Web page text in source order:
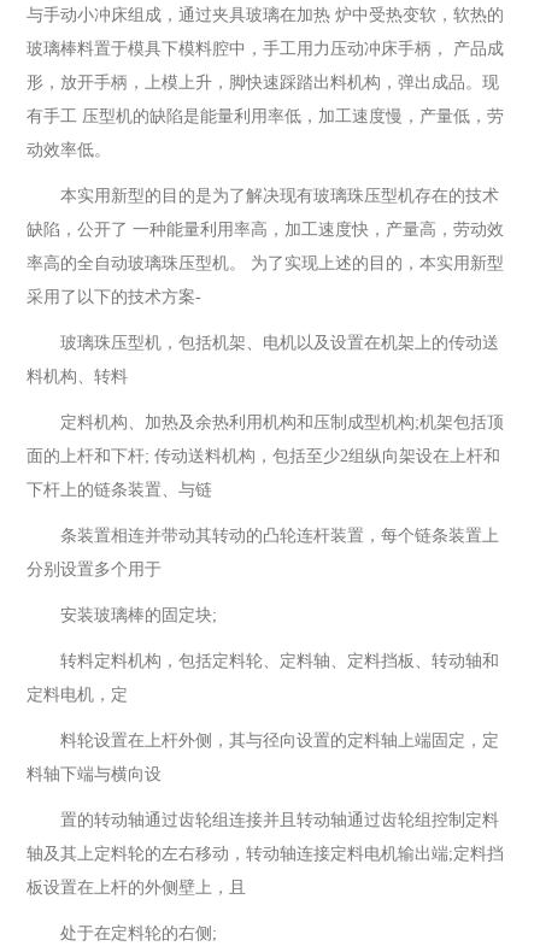
与手动小冲床组成，通过夹具玻璃在加热 炉中受热变软，软热的
玻璃棒料置于模具下模料腔中，手工用力压动冲床手柄， 产品成
形，放开手柄，上模上升，脚快速踩踏出料机构，弹出成品。现
有手工 压型机的缺陷是能量利用率低，加工速度慢，产量低，劳
动效率低。
本实用新型的目的是为了解决现有玻璃珠压型机存在的技术
缺陷，公开了 一种能量利用率高，加工速度快，产量高，劳动效
率高的全自动玻璃珠压型机。 为了实现上述的目的，本实用新型
采用了以下的技术方案-
玻璃珠压型机，包括机架、电机以及设置在机架上的传动送
料机构、转料
定料机构、加热及余热利用机构和压制成型机构;机架包括顶
面的上杆和下杆; 传动送料机构，包括至少2组纵向架设在上杆和
下杆上的链条装置、与链
条装置相连并带动其转动的凸轮连杆装置，每个链条装置上
分别设置多个用于
安装玻璃棒的固定块;
转料定料机构，包括定料轮、定料轴、定料挡板、转动轴和
定料电机，定
料轮设置在上杆外侧，其与径向设置的定料轴上端固定，定
料轴下端与横向设
置的转动轴通过齿轮组连接并且转动轴通过齿轮组控制定料
轴及其上定料轮的左右移动，转动轴连接定料电机输出端;定料挡
板设置在上杆的外侧壁上，且
处于在定料轮的右侧;